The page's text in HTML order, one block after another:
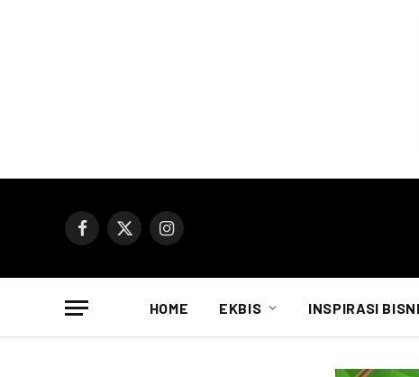
Facebook
X
Instagram
HOME EKBIS INSPIRASI